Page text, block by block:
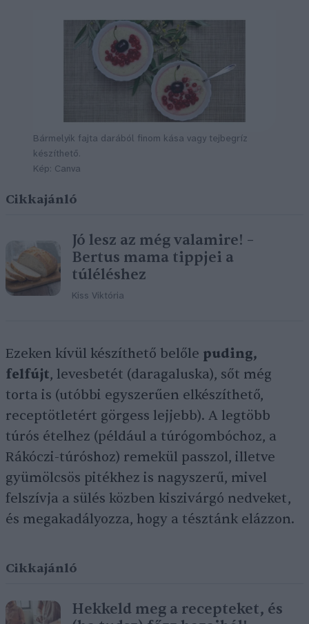
Bármelyik fajta darából finom kása vagy tejbegríz
készíthető.
Kép: Canva
Cikkajánló
Jó lesz az még valamire! –
Bertus mama tippjei a
túléléshez
Kiss Viktória
Ezeken kívül készíthető belőle puding,
felfújt, levesbetét (daragaluska), sőt még
torta is (utóbbi egyszerűen elkészíthető,
receptötletért görgess lejjebb). A legtöbb
túrós ételhez (például a túrógombóchoz, a
Rákóczi-túróshoz) remekül passzol, illetve
gyümölcsös pitékhez is nagyszerű, mivel
felszívja a sülés közben kiszivárgó nedveket,
és megakadályozza, hogy a tésztánk elázzon.
Cikkajánló
Hekkeld meg a recepteket, és